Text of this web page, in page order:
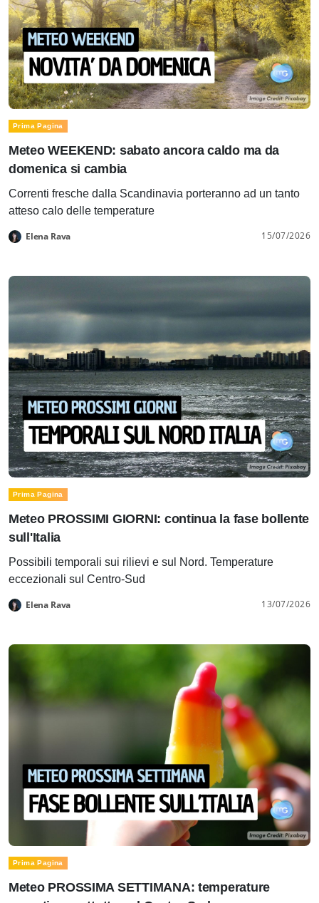
Prima Pagina
Meteo WEEKEND: sabato ancora caldo ma da
domenica si cambia
Correnti fresche dalla Scandinavia porteranno ad un tanto
atteso calo delle temperature
Elena Rava 15/07/2026
Prima Pagina
Meteo PROSSIMI GIORNI: continua la fase bollente
sull'Italia
Possibili temporali sui rilievi e sul Nord. Temperature
eccezionali sul Centro-Sud
Elena Rava 13/07/2026
Prima Pagina
Meteo PROSSIMA SETTIMANA: temperature